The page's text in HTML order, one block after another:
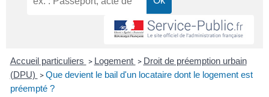
Accueil particuliers > Logement > Droit de préemption urbain
(DPU) > Que devient le bail d'un locataire dont le logement est
préempté ?